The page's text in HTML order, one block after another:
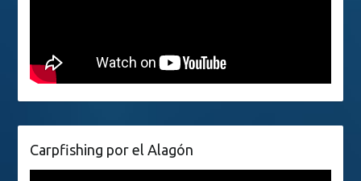
Carpfishing por el Alagón